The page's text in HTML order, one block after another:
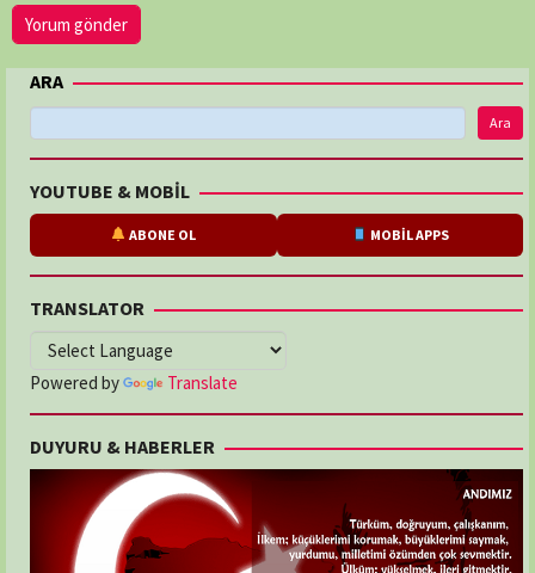
ARA
Ara
YOUTUBE & MOBİL
ABONE OL MOBİL APPS
TRANSLATOR
Powered by Translate
DUYURU & HABERLER